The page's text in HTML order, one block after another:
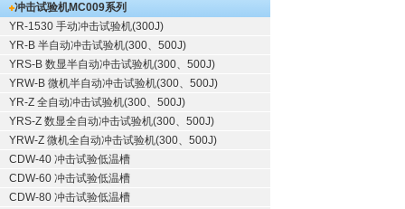
冲击试验机MC009系列
YR-1530 手动冲击试验机(300J)
YR-B 半自动冲击试验机(300、500J)
YRS-B 数显半自动冲击试验机(300、500J)
YRW-B 微机半自动冲击试验机(300、500J)
YR-Z 全自动冲击试验机(300、500J)
YRS-Z 数显全自动冲击试验机(300、500J)
YRW-Z 微机全自动冲击试验机(300、500J)
CDW-40 冲击试验低温槽
CDW-60 冲击试验低温槽
CDW-80 冲击试验低温槽